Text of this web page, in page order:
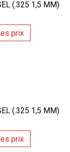
(.325 1,5 MM)
prix
(.325 1,5 MM)
prix